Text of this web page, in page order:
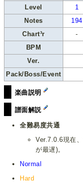
Level
1
Notes
194
Chart³r
-
BPM
Ver.
Pack/Boss/Event
楽曲説明
譜面解説
全難易度共通
Ver.7.0.6現在
が最遅)。
Normal
Hard